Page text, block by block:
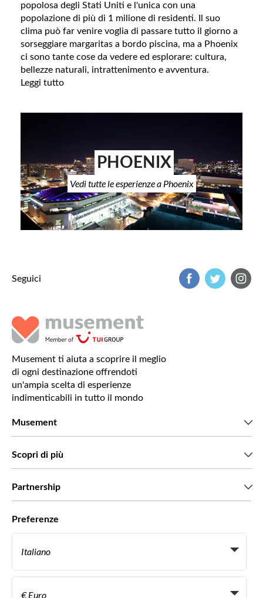
popolosa degli Stati Uniti e l'unica con una
popolazione di più di 1 milione di residenti. Il suo
clima può far venire voglia di passare tutto il giorno a
sorseggiare margaritas a bordo piscina, ma a Phoenix
ci sono tante cose da vedere ed esplorare: cultura,
bellezze naturali, intrattenimento e avventura.
Leggi tutto
PHOENIX
Vedi tutte le esperienze a Phoenix
Seguici
Musement ti aiuta a scoprire il meglio
di ogni destinazione offrendoti
un'ampia scelta di esperienze
indimenticabili in tutto il mondo
Musement
Scopri di più
Partnership
Diventa un nostro fornitore
Become a Distribution Partner
Preferenze
Italiano
Italiano
€ Euro